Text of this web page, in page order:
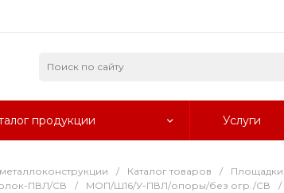
продукции Услуги
/ Каталог товаров / Площадки
ПВЛ/СВ / МОП/Ш16/У-ПВЛ/опоры/без огр./СВ /